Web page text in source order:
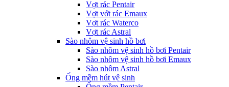
Vợt rác Pentair
Vợt vớt rác Emaux
Vợt rác Waterco
Vợt rác Astral
Sào nhôm vệ sinh hồ bơi
Sào nhôm vệ sinh hồ bơi Pentair
Sào nhôm vệ sinh hồ bơi Emaux
Sào nhôm Astral
Ống mềm hút vệ sinh